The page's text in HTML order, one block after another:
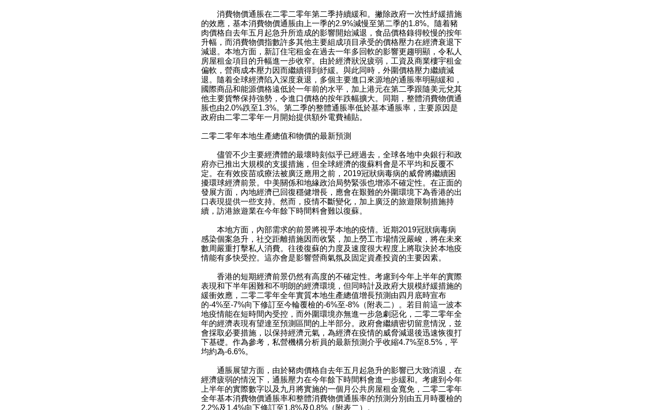
消費物價通脹在二零二零年第二季持續緩和。撇除政府一次性紓緩措施
的效應，基本消費物價通脹由上一季的2.9%減慢至第二季的1.8%。隨着豬
肉價格自去年五月起急升所造成的影響開始減退，食品價格錄得較慢的按年
升幅，而消費物價指數許多其他主要組成項目承受的價格壓力在經濟衰退下
減退。本地方面，新訂住宅租金在過去一年多回軟的影響更趨明顯，令私人
房屋租金項目的升幅進一步收窄。由於經濟狀況疲弱，工資及商業樓宇租金
偏軟，營商成本壓力因而繼續得到紓緩。與此同時，外圍價格壓力繼續減
退。隨着全球經濟陷入深度衰退，多個主要進口來源地的通脹率明顯緩和，
國際商品和能源價格遠低於一年前的水平，加上港元在第二季跟隨美元兌其
他主要貨幣保持強勢，令進口價格的按年跌幅擴大。同期，整體消費物價通
脹也由2.0%跌至1.3%。第二季的整體通脹率低於基本通脹率，主要原因是
政府由二零二零年一月開始提供額外電費補貼。
二零二零年本地生產總值和物價的最新預測
儘管不少主要經濟體的最壞時刻似乎已經過去，全球各地中央銀行和政
府亦已推出大規模的支援措施，但全球經濟的復蘇料會是不平均和反覆不
定。在有效疫苗或療法被廣泛應用之前，2019冠狀病毒病的威脅將繼續困
擾環球經濟前景。中美關係和地緣政治局勢緊張也增添不確定性。在正面的
發展方面，內地經濟已回復穩健增長，應會在艱難的外圍環境下為香港的出
口表現提供一些支持。然而，疫情不斷變化，加上廣泛的旅遊限制措施持
續，訪港旅遊業在今年餘下時間料會難以復蘇。
本地方面，內部需求的前景將視乎本地的疫情。近期2019冠狀病毒病
感染個案急升，社交距離措施因而收緊，加上勞工市場情況嚴峻，將在未來
數周嚴重打擊私人消費。往後復蘇的力度及速度很大程度上將取決於本地疫
情能有多快受控。這亦會是影響營商氣氛及固定資產投資的主要因素。
香港的短期經濟前景仍然有高度的不確定性。考慮到今年上半年的實際
表現和下半年困難和不明朗的經濟環境，但同時計及政府大規模紓緩措施的
緩衝效應，二零二零年全年實質本地生產總值增長預測由四月底時宣布
的-4%至-7%向下修訂至今輪覆檢的-6%至-8%（附表二）。若目前這一波本
地疫情能在短時間內受控，而外圍環境亦無進一步急劇惡化，二零二零年全
年的經濟表現有望達至預測區間的上半部分。政府會繼續密切留意情況，並
會採取必要措施，以保持經濟元氣，為經濟在疫情的威脅減退後迅速恢復打
下基礎。作為參考，私營機構分析員的最新預測介乎收縮4.7%至8.5%，平
均約為-6.6%。
通脹展望方面，由於豬肉價格自去年五月起急升的影響已大致消退，在
經濟疲弱的情況下，通脹壓力在今年餘下時間料會進一步緩和。考慮到今年
上半年的實際數字以及九月將實施的一個月公共房屋租金寬免，二零二零年
全年基本消費物價通脹率和整體消費物價通脹率的預測分別由五月時覆檢的
2.2%及1.4%向下修訂至1.8%及0.8%（附表二）。